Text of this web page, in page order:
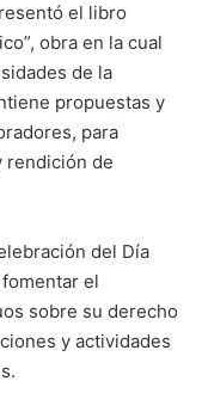
el libro
obra en la cual
de la
propuestas y
para
rendición de
del Día
el
sobre su derecho
y actividades